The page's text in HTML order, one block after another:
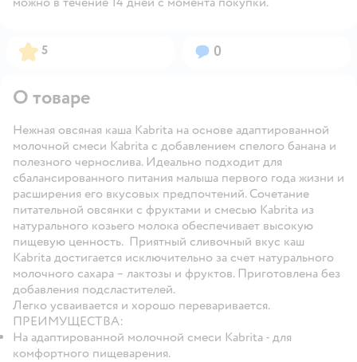
Рейтинг:
5 Вопросов:
0
О товаре
Нежная овсяная каша Kabrita на основе адаптированной
молочной смеси Kabrita с добавлением спелого банана и
полезного чернослива. Идеально подходит для
сбалансированного питания малыша первого года жизни и
расширения его вкусовых предпочтений. Сочетание
питательной овсянки с фруктами и смесью Kabrita из
натурального козьего молока обеспечивает высокую
пищевую ценность. Приятный сливочный вкус каш
Kabrita достигается исключительно за счет натурального
молочного сахара – лактозы и фруктов. Приготовлена без
добавления подсластителей.
Легко усваивается и хорошо переваривается.
ПРЕИМУЩЕСТВА:
На адаптированной молочной смеси Kabrita - для
комфортного пищеварения.